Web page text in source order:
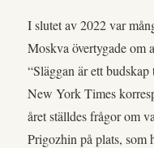
I slutet av 2022 var
Moskva övertygade om
“Släggan är ett
New York Times
året ställdes frågor om
Prigozhin på plats, som